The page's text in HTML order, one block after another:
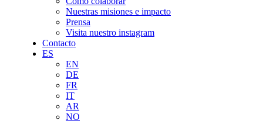
Nuestras misiones e impacto
Prensa
Visita nuestro instagram
Contacto
ES
EN
DE
FR
IT
AR
NO